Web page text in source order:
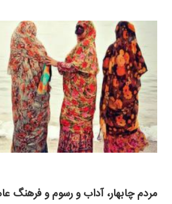
مردم چابهار، آداب و رسوم و فرهنگ